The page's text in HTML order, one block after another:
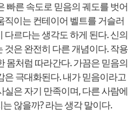
빠른 속도로 믿음의 궤도를 벗어
직이는 컨테이어 벨트를 거슬러
르다는 생각도 하게 된다. 신의
은 완전히 다른 개념이다. 작용
몸처럼 따라간다. 가끔은 믿음의
은 극대화된다. 내가 믿음이라고
은 자기 만족이며, 다른 사람에
않을까? 라는 생각 말이다.